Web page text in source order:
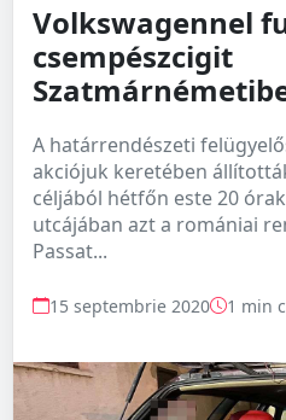
Volkswagennel
csempészcigit
A határrendészeti
akciójuk keretében
céljából hétfőn este 20
utcájában azt a romániai
Passat...
15 septembrie 2020 1 min